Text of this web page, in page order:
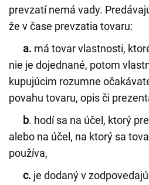
prevzatí nemá vady.
že v čase prevzatia tovaru:
a. má tovar vlastnosti,
nie je dojednané, potom
kupujúcim rozumne
povahu tovaru, opis či
b. hodí sa na účel, ktorý
alebo na účel, na ktorý sa
používa,
c. je dodaný v